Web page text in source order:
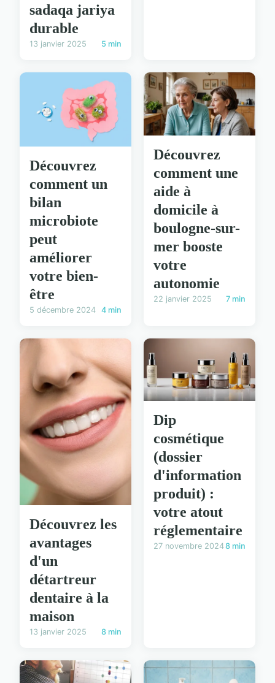
sadaqa jariya
durable
13 janvier 2025 5 min
Découvrez
comment un
bilan
microbiote
peut
améliorer
votre bien-
être
5 décembre 2024 4 min
Découvrez
comment une
aide à
domicile à
boulogne-sur-
mer booste
votre
autonomie
22 janvier 2025 7 min
Découvrez les
avantages
d'un
détartreur
dentaire à la
maison
13 janvier 2025 8 min
Dip
cosmétique
(dossier
d'information
produit) :
votre atout
réglementaire
27 novembre 20248 min